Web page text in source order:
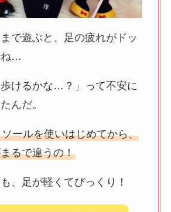
で遊ぶと、足の疲れがドッ
ね…
けるかな…？」って不安に
んだ。
ールを使いはじめてから、
るで違うの！
、足が軽くてびっくり！